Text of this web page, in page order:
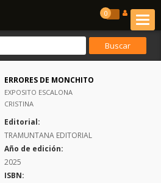
0
ERRORES DE MONCHITO
EXPOSITO ESCALONA
CRISTINA
Editorial:
TRAMUNTANA EDITORIAL
Año de edición:
2025
ISBN: